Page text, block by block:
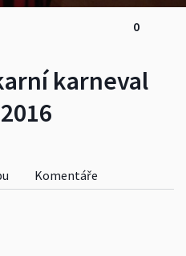
karneval
0
Komentáře